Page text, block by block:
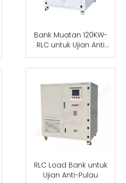
Bank Muatan 120KW-
RLC untuk Ujian Anti
Pulau
RLC Load Bank untuk
Ujian Anti-Pulau